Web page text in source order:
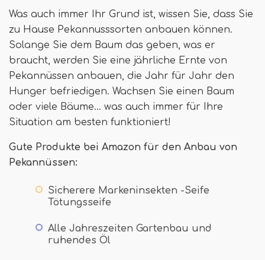
Was auch immer Ihr Grund ist, wissen Sie, dass Sie
zu Hause Pekannusssorten anbauen können.
Solange Sie dem Baum das geben, was er
braucht, werden Sie eine jährliche Ernte von
Pekannüssen anbauen, die Jahr für Jahr den
Hunger befriedigen. Wachsen Sie einen Baum
oder viele Bäume… was auch immer für Ihre
Situation am besten funktioniert!
Gute Produkte bei Amazon für den Anbau von
Pekannüssen:
Sicherere Markeninsekten -Seife
Tötungsseife
Alle Jahreszeiten Gartenbau und
ruhendes Öl